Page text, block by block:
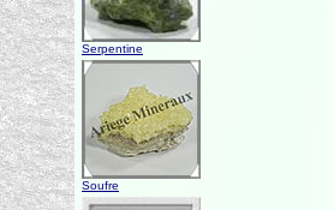
Serpentine
Soufre